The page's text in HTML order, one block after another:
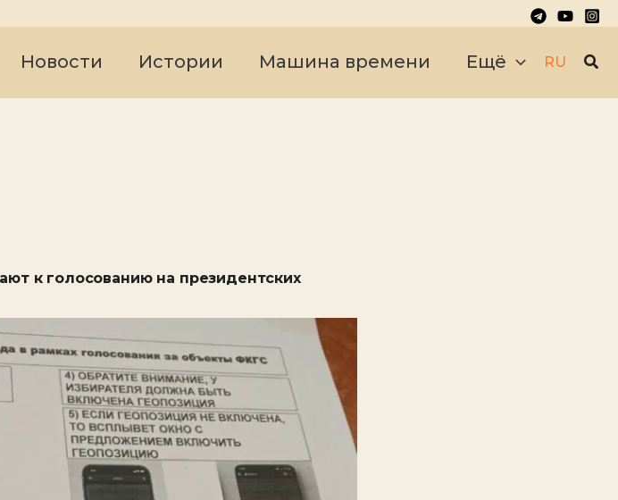
Новости Истории Машина времени Ещё RU
к голосованию на президентских